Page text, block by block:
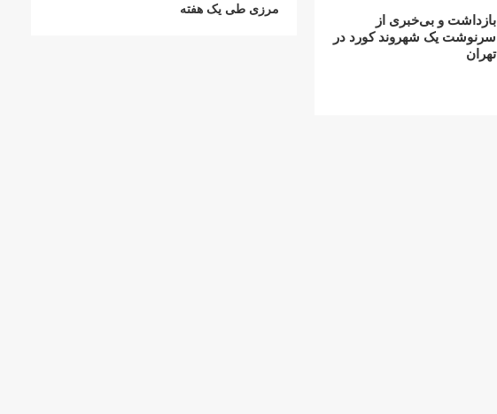
بازداشت و بی‌خبری از
سرنوشت یک شهروند کورد در
تهران
مرزی طی یک هفته